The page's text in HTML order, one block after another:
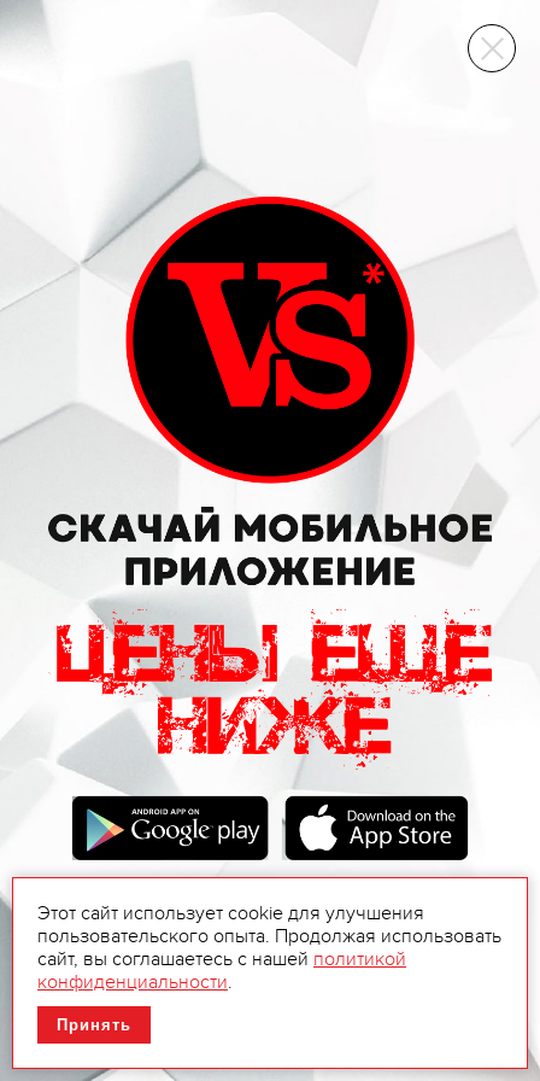
ВИННЫЙ СКЛАД
Этот сайт использует cookie для улучшения
пользовательского опыта. Продолжая использовать
сайт, вы соглашаетесь с нашей политикой
конфиденциальности.
Принять